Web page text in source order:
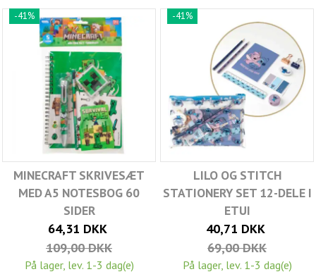
-41%
MINECRAFT SKRIVESÆT
MED A5 NOTESBOG 60
SIDER
64,31 DKK
109,00 DKK
På lager, lev. 1-3 dag(e)
-41%
LILO OG STITCH
STATIONERY SET 12-DELE I
ETUI
40,71 DKK
69,00 DKK
På lager, lev. 1-3 dag(e)